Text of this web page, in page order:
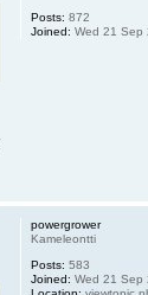
Posts: 872
Joined: Wed 21 Sep
powergrower
Kameleontti
Posts: 583
Joined: Wed 21 Sep